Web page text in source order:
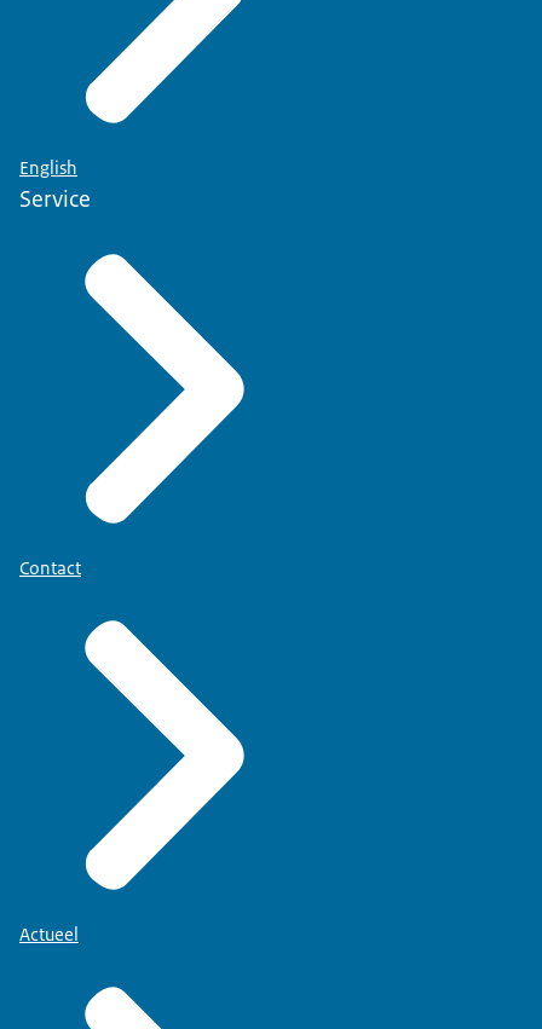
English
Service
Contact
Actueel